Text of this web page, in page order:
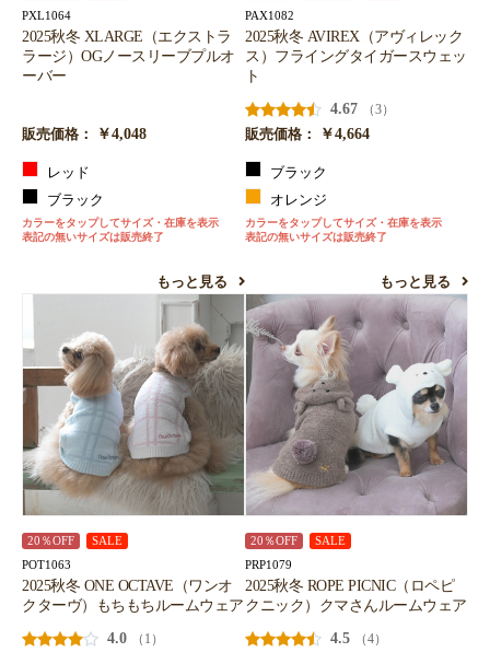
PXL1064
2025秋冬 XLARGE（エクストラ
ラージ）OGノースリーブプルオ
ーバー
販売価格： ￥4,048
レッド
ブラック
カラーをタップしてサイズ・在庫を表示
表記の無いサイズは販売終了
もっと見る
PAX1082
2025秋冬 AVIREX（アヴィレック
ス）フライングタイガースウェッ
ト
4.67
（3）
販売価格：
￥4,664
ブラック
オレンジ
カラーをタップしてサイズ・在庫を表示
表記の無いサイズは販売終了
もっと見る
20％OFF SALE
POT1063
2025秋冬 ONE OCTAVE（ワンオ
クターヴ）もちもちルームウェア
4.0
（1）
20％OFF SALE
PRP1079
2025秋冬 ROPE PICNIC（ロペピ
クニック）クマさんルームウェア
4.5
（4）